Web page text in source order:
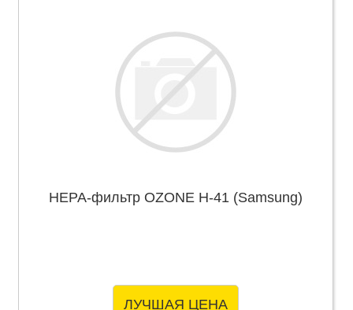
НЕРА-фильтр OZONE H-41 (Samsung)
ЛУЧШАЯ ЦЕНА